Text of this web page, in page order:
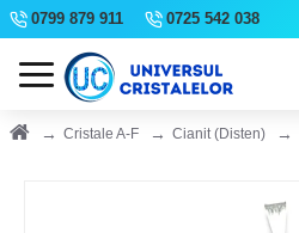
0799 879 911 0725 542 038
Cristale A-F Cianit (Disten)